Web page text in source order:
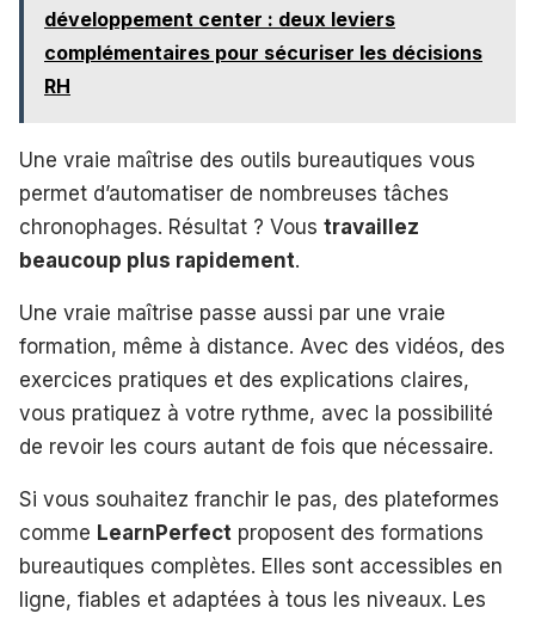
développement center : deux leviers
complémentaires pour sécuriser les décisions
RH
Une vraie maîtrise des outils bureautiques vous
permet d’automatiser de nombreuses tâches
chronophages. Résultat ? Vous travaillez
beaucoup plus rapidement.
Une vraie maîtrise passe aussi par une vraie
formation, même à distance. Avec des vidéos, des
exercices pratiques et des explications claires,
vous pratiquez à votre rythme, avec la possibilité
de revoir les cours autant de fois que nécessaire.
Si vous souhaitez franchir le pas, des plateformes
comme LearnPerfect proposent des formations
bureautiques complètes. Elles sont accessibles en
ligne, fiables et adaptées à tous les niveaux. Les